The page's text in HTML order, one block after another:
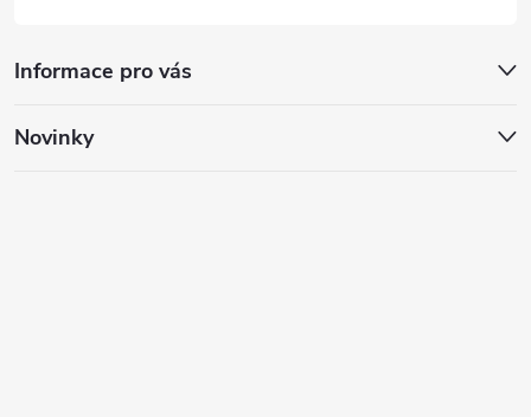
Informace pro vás
Novinky